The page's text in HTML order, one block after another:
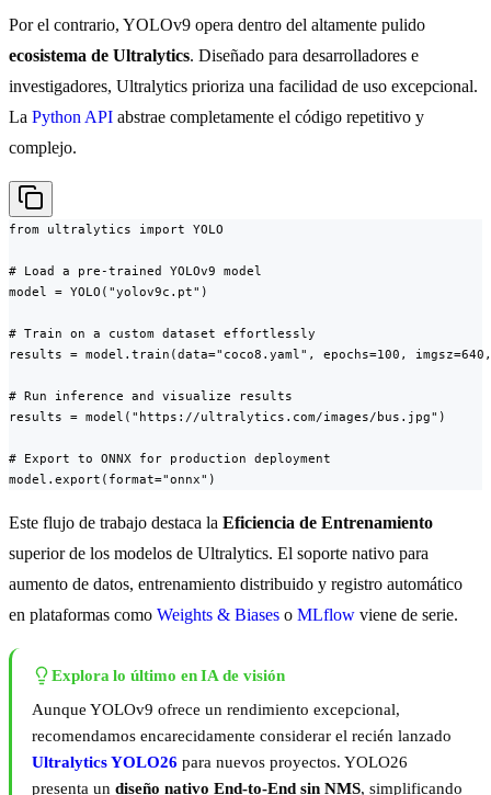
Por el contrario, YOLOv9 opera dentro del altamente pulido
ecosistema de Ultralytics. Diseñado para desarrolladores e
investigadores, Ultralytics prioriza una facilidad de uso excepcional.
La Python API abstrae completamente el código repetitivo y
complejo.
from ultralytics import YOLO
# Load a pre-trained YOLOv9 model
model = YOLO("yolov9c.pt")
# Train on a custom dataset effortlessly
results = model.train(data="coco8.yaml", epochs=100,
# Run inference and visualize results
results = model("https://ultralytics.com/images/bus.jpg")
# Export to ONNX for production deployment
model.export(format="onnx")
Este flujo de trabajo destaca la Eficiencia de Entrenamiento
superior de los modelos de Ultralytics. El soporte nativo para
aumento de datos, entrenamiento distribuido y registro automático
en plataformas como Weights & Biases o MLflow viene de serie.
Explora lo último en IA de visión
Aunque YOLOv9 ofrece un rendimiento excepcional,
recomendamos encarecidamente considerar el recién lanzado
Ultralytics YOLO26 para nuevos proyectos. YOLO26
presenta un diseño nativo End-to-End sin NMS, simplificando